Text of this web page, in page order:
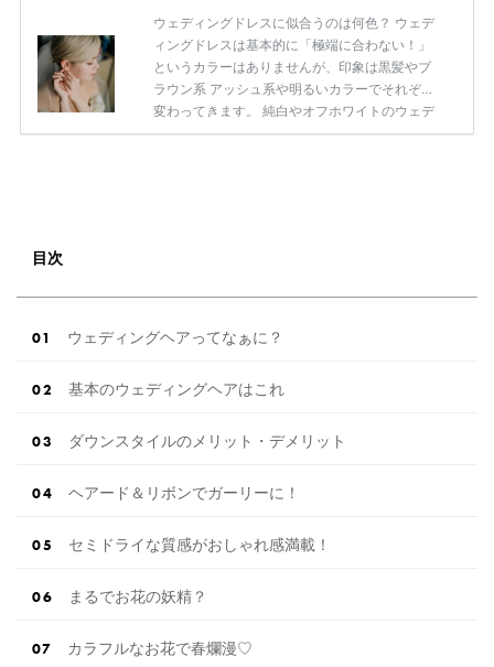
ウェディングドレスに似合うのは何色？ ウェデ
ィングドレスは基本的に「極端に合わない！」
というカラーはありませんが、印象は黒髪やブ
ラウン系 アッシュ系や明るいカラーでそれぞれ
変わってきます。 純白やオフホワイトのウェデ
ィングドレスにあうヘアカラー 一言で”ウェディ
目次
ウェディングヘアってなぁに？
基本のウェディングヘアはこれ
ダウンスタイルのメリット・デメリット
ヘアード＆リボンでガーリーに！
セミドライな質感がおしゃれ感満載！
まるでお花の妖精？
カラフルなお花で春爛漫♡